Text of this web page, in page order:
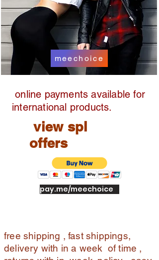
meechoice
online payments available for
international products.
view spl
offers
pay.me/meechoice
free shipping , fast shippings,
delivery with in a week of time ,